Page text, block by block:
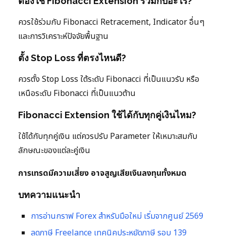
ควรใช้ร่วมกับ Fibonacci Retracement, Indicator อื่นๆ
และการวิเคราะห์ปัจจัยพื้นฐาน
ตั้ง Stop Loss ที่ตรงไหนดี?
ควรตั้ง Stop Loss ใต้ระดับ Fibonacci ที่เป็นแนวรับ หรือ
เหนือระดับ Fibonacci ที่เป็นแนวต้าน
Fibonacci Extension ใช้ได้กับทุกคู่เงินไหม?
ใช้ได้กับทุกคู่เงิน แต่ควรปรับ Parameter ให้เหมาะสมกับ
ลักษณะของแต่ละคู่เงิน
การเทรดมีความเสี่ยง อาจสูญเสียเงินลงทุนทั้งหมด
บทความแนะนำ
การอ่านกราฟ Forex สำหรับมือใหม่ เริ่มจากศูนย์ 2569
ลดภาษี Freelance เทคนิคประหยัดภาษี รอบ 139